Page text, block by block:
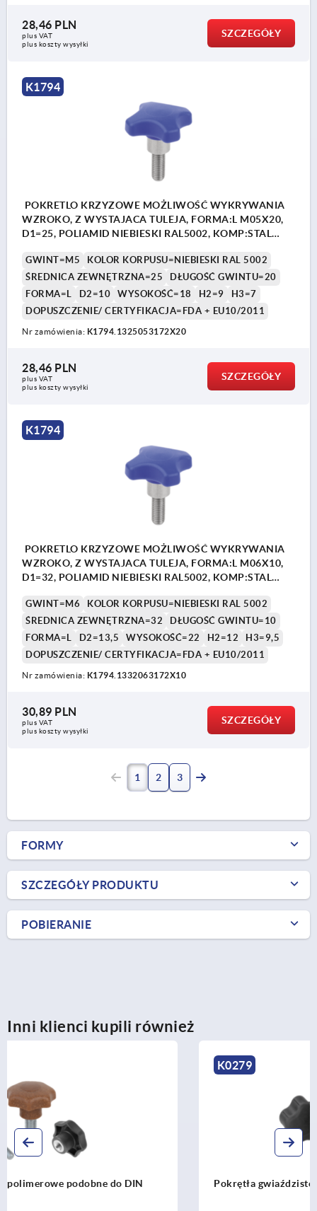
28,46 PLN
plus VAT
plus koszty wysyłki
SZCZEGÓŁY
K1794
POKRETLO KRZYZOWE MOŻLIWOŚĆ WYKRYWANIA
WZROKO, Z WYSTAJACA TULEJA, FORMA:L M05X20,
D1=25, POLIAMID NIEBIESKI RAL5002, KOMP:STAL
GWINT=M5
KOLOR KORPUSU=NIEBIESKI RAL 5002
ŚREDNICA ZEWNĘTRZNA=25
DŁUGOŚĆ GWINTU=20
FORMA=L
D2=10 WYSOKOŚĆ=18 H2=9
H3=7
DOPUSZCZENIE/ CERTYFIKACJA=FDA + EU10/2011
Nr zamówienia: K1794.1325053172X20
28,46 PLN
plus VAT
plus koszty wysyłki
SZCZEGÓŁY
K1794
POKRETLO KRZYZOWE MOŻLIWOŚĆ WYKRYWANIA
WZROKO, Z WYSTAJACA TULEJA, FORMA:L M06X10,
D1=32, POLIAMID NIEBIESKI RAL5002, KOMP:STAL
GWINT=M6
KOLOR KORPUSU=NIEBIESKI RAL 5002
ŚREDNICA ZEWNĘTRZNA=32
DŁUGOŚĆ GWINTU=10
FORMA=L
D2=13,5 WYSOKOŚĆ=22 H2=12
H3=9,5
DOPUSZCZENIE/ CERTYFIKACJA=FDA + EU10/2011
Nr zamówienia: K1794.1332063172X10
30,89 PLN
plus VAT
plus koszty wysyłki
SZCZEGÓŁY
1 2 3
FORMY
SZCZEGÓŁY PRODUKTU
POBIERANIE
Inni klienci kupili również
Pokrętła gwiaździste pięcioramienne